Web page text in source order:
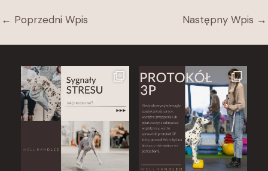
← Poprzedni Wpis Następny Wpis →